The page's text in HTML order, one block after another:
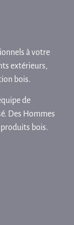
à votre
extérieurs,
bois.
de
Des Hommes
produits bois.